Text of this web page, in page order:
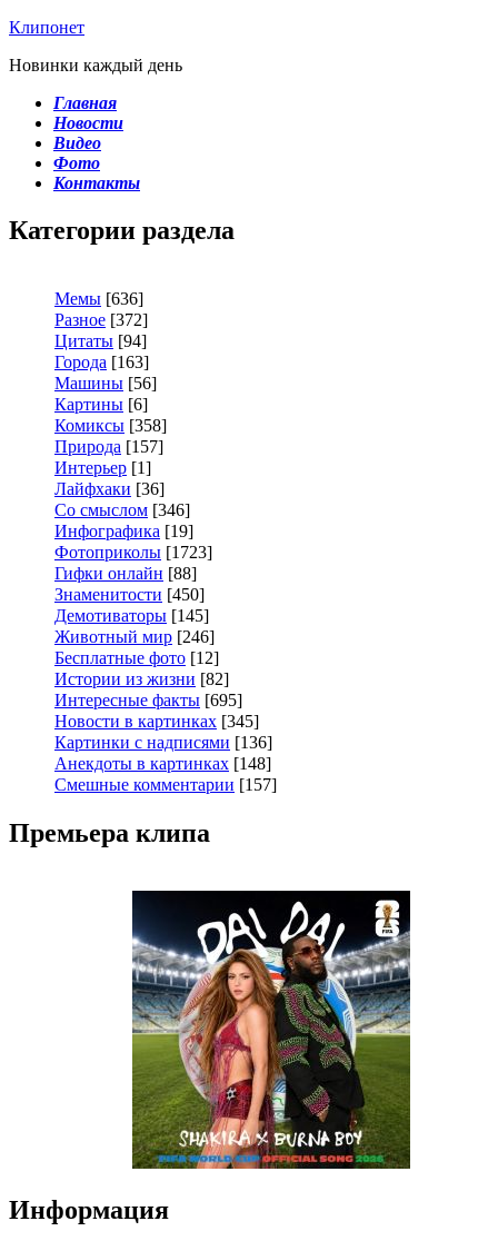
Клипонет
Новинки каждый день
Главная
Новости
Видео
Фото
Контакты
Категории раздела
Мемы [636]
Разное [372]
Цитаты [94]
Города [163]
Машины [56]
Картины [6]
Комиксы [358]
Природа [157]
Интерьер [1]
Лайфхаки [36]
Со смыслом [346]
Инфографика [19]
Фотоприколы [1723]
Гифки онлайн [88]
Знаменитости [450]
Демотиваторы [145]
Животный мир [246]
Бесплатные фото [12]
Истории из жизни [82]
Интересные факты [695]
Новости в картинках [345]
Картинки с надписями [136]
Анекдоты в картинках [148]
Смешные комментарии [157]
Премьера клипа
Информация